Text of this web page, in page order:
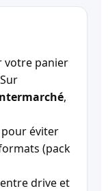
votre panier
,
éviter
(pack
drive et